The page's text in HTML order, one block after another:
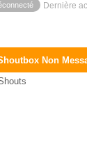
Dernière
Non